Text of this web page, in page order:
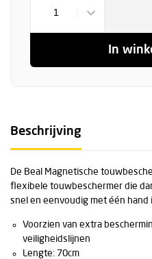
1
In
Beschrijving
De Beal Magnetische
flexibele touwbeschermer die
snel en eenvoudig met één hand
Voorzien van extra
veiligheidslijnen
Lengte: 70cm